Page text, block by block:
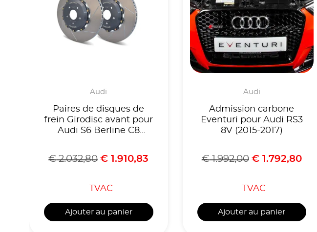
Audi
Paires de disques de
frein Girodisc avant pour
Audi S6 Berline C8
€2.032,80 € 1.910,83
TVAC
Ajouter au panier
Audi
Admission carbone
Eventuri pour Audi RS3
8V (2015-2017)
€1.992,00 €1.792,80
TVAC
Ajouter au panier